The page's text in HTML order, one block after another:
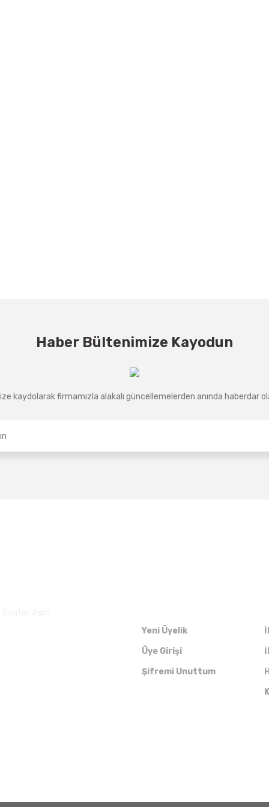
Haber Bültenimize Kayodun
kaydolarak firmamızla alakalı güncellemelerden anında haberdar
Yeni Üyelik
Üye Girişi
Şifremi Unuttum